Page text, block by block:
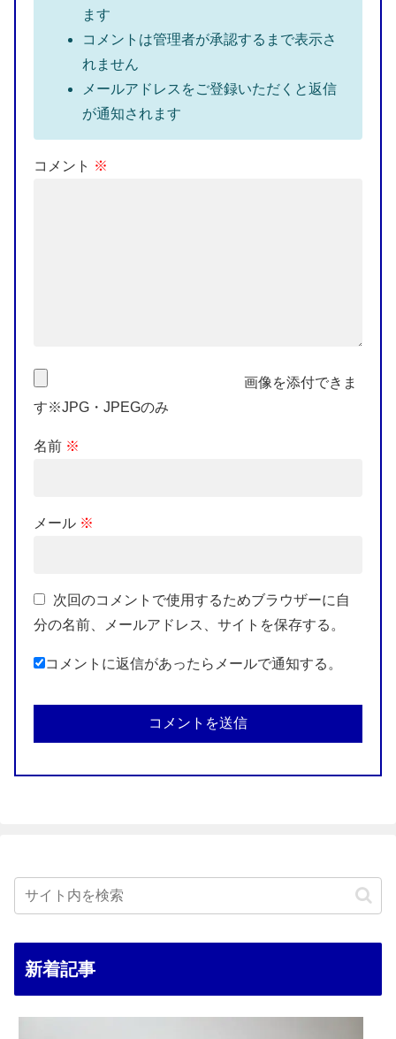
ます
コメントは管理者が承認するまで表示さ
れません
メールアドレスをご登録いただくと返信
が通知されます
コメント ※
画像を添付できま
す※JPG・JPEGのみ
名前 ※
メール ※
次回のコメントで使用するためブラウザーに自
分の名前、メールアドレス、サイトを保存する。
コメントに返信があったらメールで通知する。
新着記事